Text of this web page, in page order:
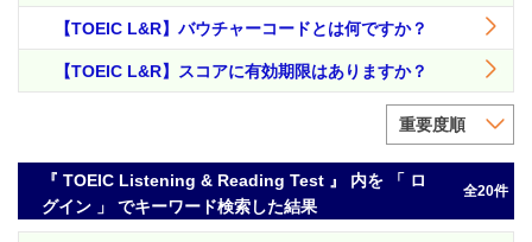
【TOEIC L&R】バウチャーコードとは何ですか？
【TOEIC L&R】スコアに有効期限はありますか？
重要度順
『 TOEIC Listening & Reading Test 』 内を 「 ロ
グイン 」 でキーワード検索した結果
全20件